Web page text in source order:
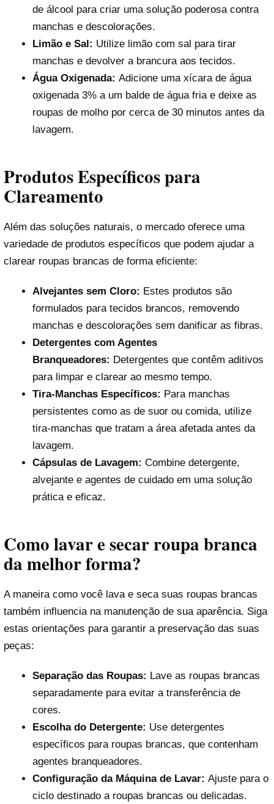
de álcool para criar uma solução poderosa contra
manchas e descolorações.
Limão e Sal: Utilize limão com sal para tirar
manchas e devolver a brancura aos tecidos.
Água Oxigenada: Adicione uma xícara de água
oxigenada 3% a um balde de água fria e deixe as
roupas de molho por cerca de 30 minutos antes da
lavagem.
Produtos Específicos para
Clareamento
Além das soluções naturais, o mercado oferece uma
variedade de produtos específicos que podem ajudar a
clarear roupas brancas de forma eficiente:
Alvejantes sem Cloro: Estes produtos são
formulados para tecidos brancos, removendo
manchas e descolorações sem danificar as fibras.
Detergentes com Agentes
Branqueadores: Detergentes que contêm aditivos
para limpar e clarear ao mesmo tempo.
Tira-Manchas Específicos: Para manchas
persistentes como as de suor ou comida, utilize
tira-manchas que tratam a área afetada antes da
lavagem.
Cápsulas de Lavagem: Combine detergente,
alvejante e agentes de cuidado em uma solução
prática e eficaz.
Como lavar e secar roupa branca
da melhor forma?
A maneira como você lava e seca suas roupas brancas
também influencia na manutenção de sua aparência. Siga
estas orientações para garantir a preservação das suas
peças:
Separação das Roupas: Lave as roupas brancas
separadamente para evitar a transferência de
cores.
Escolha do Detergente: Use detergentes
específicos para roupas brancas, que contenham
agentes branqueadores.
Configuração da Máquina de Lavar: Ajuste para o
ciclo destinado a roupas brancas ou delicadas.